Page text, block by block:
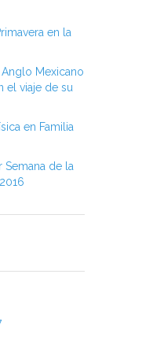
en la
Mexicano
el viaje de su
en Familia
Semana de la